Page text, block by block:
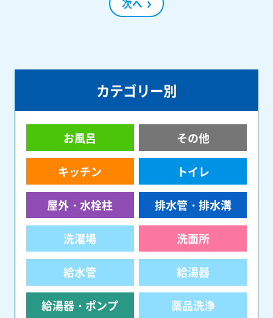
次へ
カテゴリー別
お風呂 その他
キッチン トイレ
屋外・水栓柱 排水管・排水溝
洗濯場 洗面所
給水管 給湯器
給湯器・ポンプ 薬品洗浄